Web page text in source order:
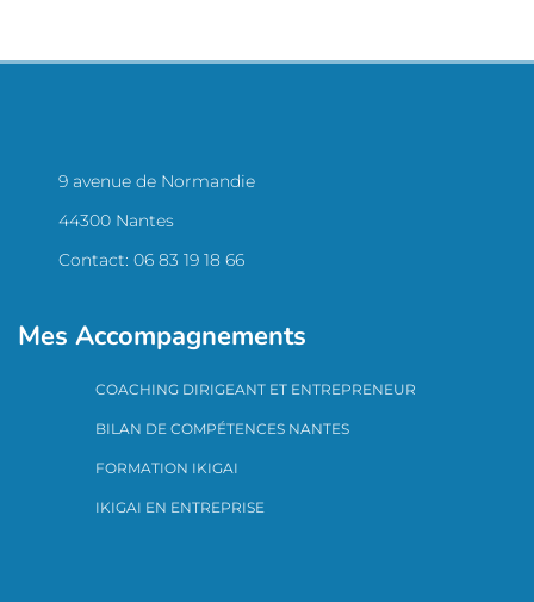
9 avenue de Normandie
44300 Nantes
Contact: 06 83 19 18 66
Mes Accompagnements
COACHING DIRIGEANT ET ENTREPRENEUR
BILAN DE COMPÉTENCES NANTES
FORMATION IKIGAI
IKIGAI EN ENTREPRISE